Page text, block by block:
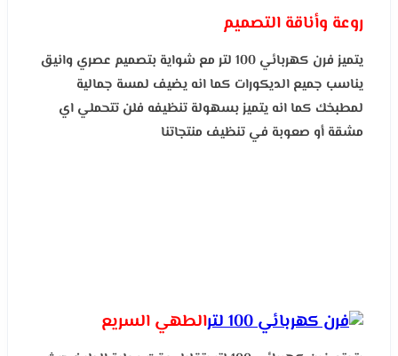
روعة وأناقة التصميم
يتميز فرن كهربائي 100 لتر مع شواية بتصميم عصري وانيق
يناسب جميع الديكورات كما انه يضيف لمسة جمالية
لمطبخك كما انه يتميز بسهولة تنظيفه فلن تتحملي اي
مشقة أو صعوبة في تنظيف منتجاتنا
الطهي السريع